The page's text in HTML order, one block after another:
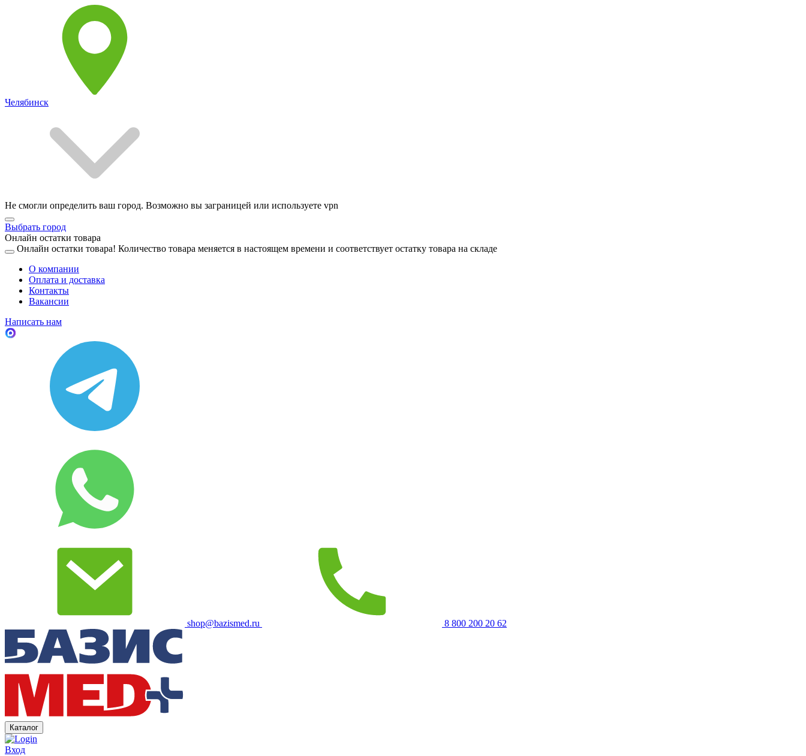
Челябинск
Не смогли определить ваш город. Возможно вы заграницей или используете vpn
Выбрать город
Онлайн остатки товара
Онлайн остатки товара! Количество товара меняется в настоящем времени и соответствует остатку товара на складе
О компании
Оплата и доставка
Контакты
Вакансии
Написать нам
shop@bazismed.ru 8 800 200 20 62
Каталог
Вход